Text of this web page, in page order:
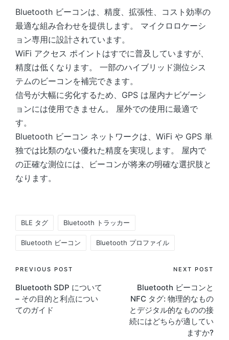
Bluetooth ビーコンは、精度、拡張性、コスト効率の
最適な組み合わせを提供します。 マイクロロケーシ
ョン専用に設計されています。
WiFi アクセス ポイントはすでに普及していますが、
精度は低くなります。 一部のハイブリッド測位シス
テムのビーコンを補完できます。
信号が大幅に劣化するため、GPS は屋内ナビゲーシ
ョンには使用できません。 屋外での使用に最適で
す。
Bluetooth ビーコン ネットワークは、WiFi や GPS 単
独では比類のない優れた精度を実現します。 屋内で
の正確な測位には、ビーコンが将来の明確な選択肢と
なります。
BLE タグ Bluetooth トラッカー
Bluetooth ビーコン Bluetooth プロファイル
Post
navigation
PREVIOUS POST
Bluetooth SDP について
– その目的と利点につい
てのガイド
NEXT POST
Bluetooth ビーコンと
NFC タグ: 物理的なもの
とデジタル的なものの接
続にはどちらが適してい
ますか?